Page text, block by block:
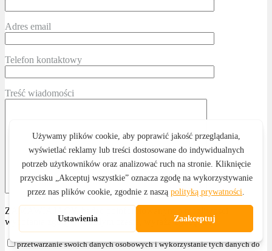
Adres email
Telefon kontaktowy
Treść wiadomości
ZAMAWIAJĄCY, będąc poinformowanym o możliwości
wycofania zgody w każdym czasie, wyraża zgodę na:
przetwarzanie swoich danych osobowych i wykorzystanie tych danych do